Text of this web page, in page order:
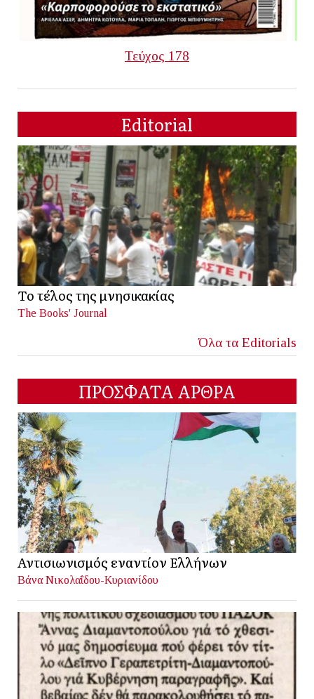
Τεύχος 178
Editorial
Το τέλος της μνησικακίας
The Books' Journal
Όλα τα Editorials
ΠΡΟΣΦΑΤΑ ΑΡΘΡΑ
Αντισιωνισμός εναντίον Ελλήνων
Βάνα Νικολαΐδου-Κυριανίδου